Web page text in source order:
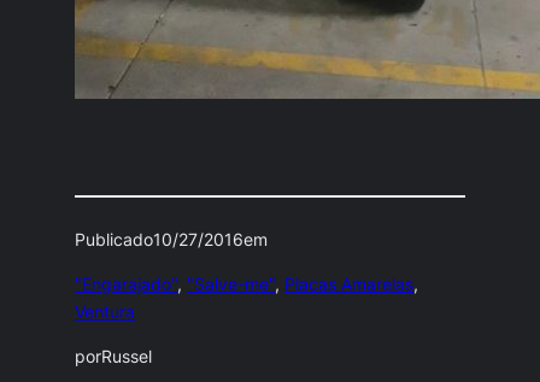
Publicado10/27/2016em
"Engarajado", "Salve-me", Placas Amarelas
Ventura
porRussel